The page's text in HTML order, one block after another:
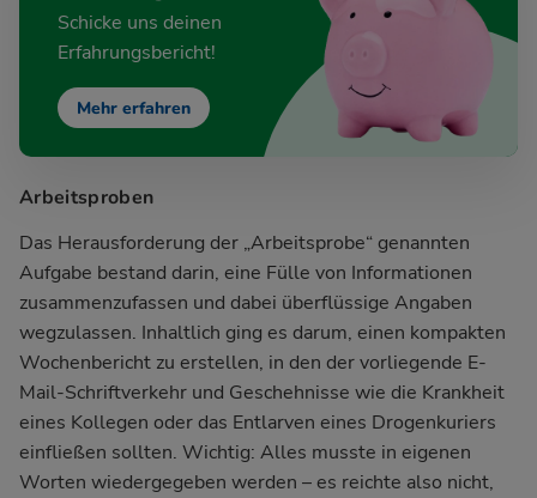
Schicke uns deinen
Erfahrungsbericht!
Mehr erfahren
Arbeitsproben
Das Herausforderung der „Arbeitsprobe“ genannten
Aufgabe bestand darin, eine Fülle von Informationen
zusammenzufassen und dabei überflüssige Angaben
wegzulassen. Inhaltlich ging es darum, einen kompakten
Wochenbericht zu erstellen, in den der vorliegende E-
Mail-Schriftverkehr und Geschehnisse wie die Krankheit
eines Kollegen oder das Entlarven eines Drogenkuriers
einfließen sollten. Wichtig: Alles musste in eigenen
Worten wiedergegeben werden – es reichte also nicht,